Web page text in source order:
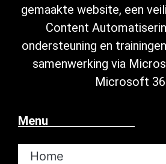
gemaakte website, een
Content
ondersteuning en
samenwerking via
Microsoft
Menu
Home